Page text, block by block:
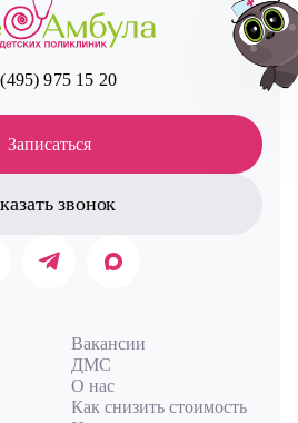
975 15 20
Записаться
звонок
Вакансии
ДМС
О нас
Как снизить стоимость